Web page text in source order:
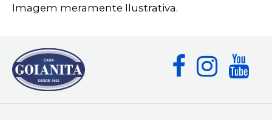
Imagem meramente Ilustrativa.